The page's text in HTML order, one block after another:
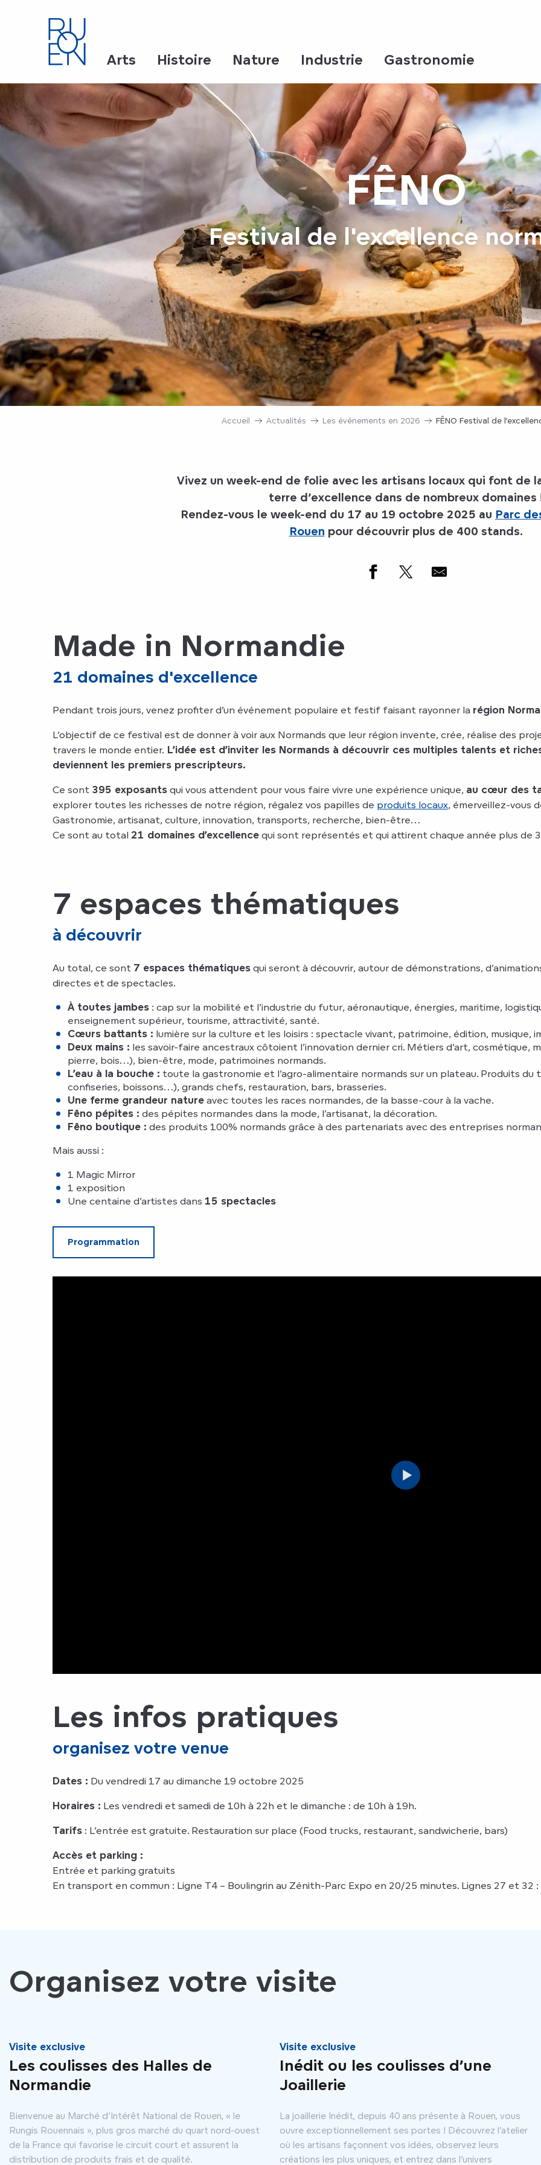
Arts Histoire Nature Industrie Gastronomie
FÊNO
Festival de l'excellence
Accueil Actualités Les événements en 2026 FÊNO Festival de
Vivez un week-end de folie avec les artisans locaux qui font de
terre d’excellence dans de nombreux domaines
Rendez-vous le week-end du 17 au 19 octobre 2025 au Parc
Rouen pour découvrir plus de 400 stands.
Made in Normandie
21 domaines d'excellence
Pendant trois jours, venez profiter d’un événement populaire et festif faisant rayonner la région
L’objectif de ce festival est de donner à voir aux Normands que leur région invente, crée, réalise des
travers le monde entier. L’idée est d’inviter les Normands à découvrir ces multiples talents et
deviennent les premiers prescripteurs.
Ce sont 395 exposants qui vous attendent pour vous faire vivre une expérience unique, au cœur des
explorer toutes les richesses de notre région, régalez vos papilles de produits locaux, émerveillez-vous
Gastronomie, artisanat, culture, innovation, transports, recherche, bien-être…
Ce sont au total 21 domaines d’excellence qui sont représentés et qui attirent chaque année plus de
7 espaces thématiques
à découvrir
Au total, ce sont 7 espaces thématiques qui seront à découvrir, autour de démonstrations,
directes et de spectacles.
À toutes jambes: cap sur la mobilité et l’industrie du futur, aéronautique, énergies, maritime,
enseignement supérieur, tourisme, attractivité, santé.
Cœurs battants : lumière sur la culture et les loisirs : spectacle vivant, patrimoine, édition, musique,
Deux mains : les savoir-faire ancestraux côtoient l’innovation dernier cri. Métiers d’art, cosmétique,
pierre, bois…), bien-être, mode, patrimoines normands.
L’eau à la bouche : toute la gastronomie et l’agro-alimentaire normands sur un plateau. Produits
confiseries, boissons…), grands chefs, restauration, bars, brasseries.
Une ferme grandeur natureavec toutes les races normandes, de la basse-cour à la vache.
Fêno pépites : des pépites normandes dans la mode, l’artisanat, la décoration.
Fêno boutique : des produits 100% normands grâce à des partenariats avec des entreprises
Mais aussi :
1 Magic Mirror
1 exposition
Une centaine d’artistes dans 15 spectacles
Programmation
Les infos pratiques
organisez votre venue
Dates : Du vendredi 17 au dimanche 19 octobre 2025
Horaires : Les vendredi et samedi de 10h à 22h et le dimanche : de 10h à 19h.
Tarifs : L’entrée est gratuite. Restauration sur place (Food trucks, restaurant, sandwicherie, bars)
Accès et parking :
Entrée et parking gratuits
En transport en commun : Ligne T4 – Boulingrin au Zénith-Parc Expo en 20/25 minutes. Lignes 27 et 32
Organisez votre visite
Visite exclusive
Les coulisses des Halles de
Normandie
Bienvenue au Marché d’Intérêt National de Rouen, « le
Rungis Rouennais », plus gros marché du quart nord-ouest
de la France qui favorise le circuit court et assurent la
distribution de produits frais et de qualité.
Visite exclusive
Inédit ou les coulisses d’une
Joaillerie
La joaillerie Inédit, depuis 40 ans présente à Rouen, vous
ouvre exceptionnellement ses portes ! Découvrez l’atelier
où les artisans façonnent vos idées, observez leurs
créations les plus uniques, et entrez dans l’univers